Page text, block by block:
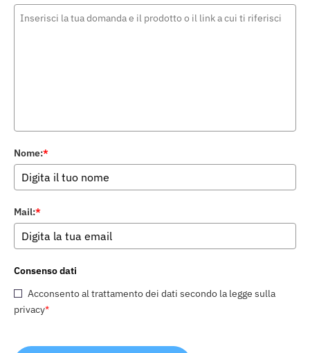
Nome:*
Mail:*
Consenso dati
Acconsento al trattamento dei dati secondo la legge sulla
privacy*